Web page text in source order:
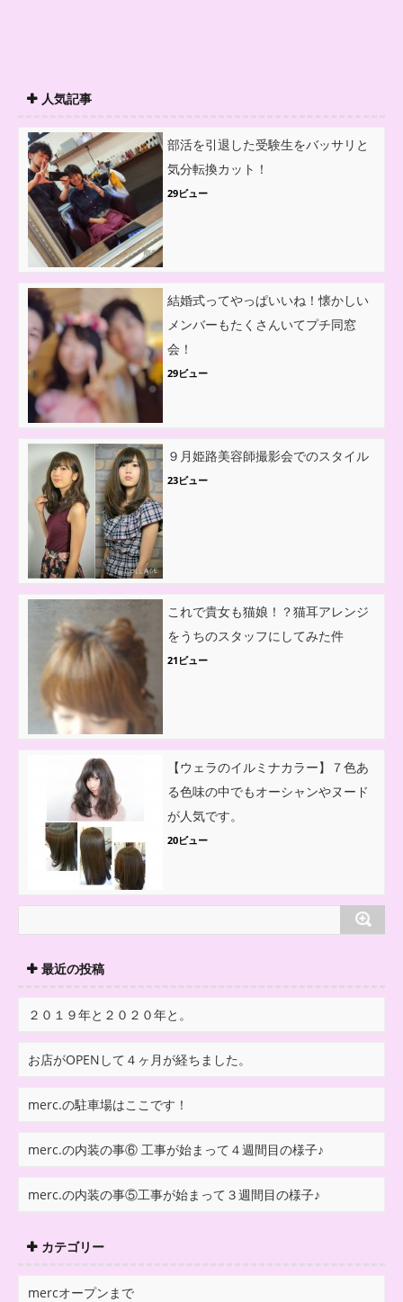
人気記事
部活を引退した受験生をバッサリと
気分転換カット！
29ビュー
結婚式ってやっぱいいね！懐かしい
メンバーもたくさんいてプチ同窓
会！
29ビュー
９月姫路美容師撮影会でのスタイル
23ビュー
これで貴女も猫娘！？猫耳アレンジ
をうちのスタッフにしてみた件
21ビュー
【ウェラのイルミナカラー】７色あ
る色味の中でもオーシャンやヌード
が人気です。
20ビュー
最近の投稿
２０１９年と２０２０年と。
お店がOPENして４ヶ月が経ちました。
merc.の駐車場はここです！
merc.の内装の事⑥ 工事が始まって４週間目の様子♪
merc.の内装の事⑤工事が始まって３週間目の様子♪
カテゴリー
mercオープンまで